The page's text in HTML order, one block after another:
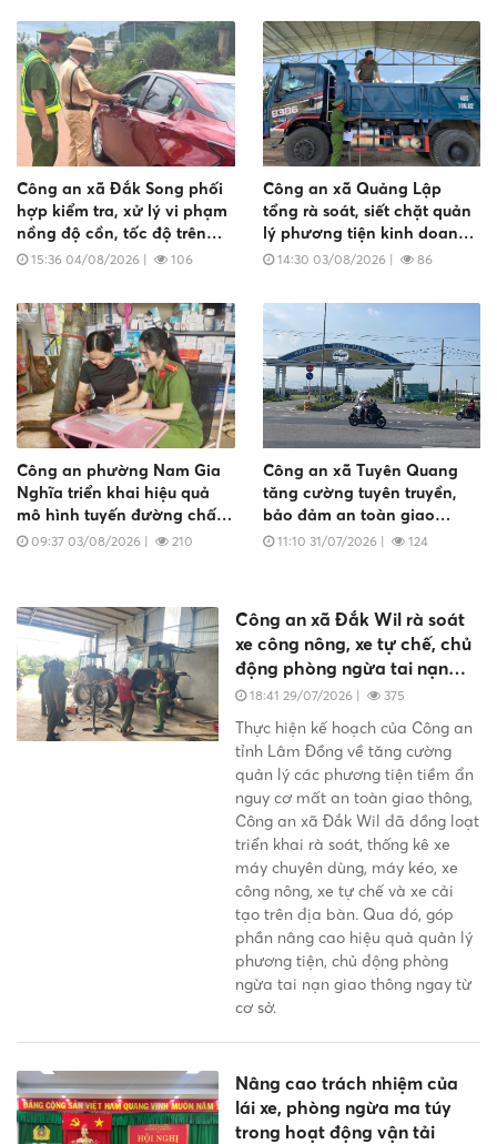
Công an xã Đắk Song phối
hợp kiểm tra, xử lý vi phạm
nồng độ cồn, tốc độ trên
Tỉnh lộ 682
15:36 04/08/2026 | 106
Công an xã Quảng Lập
tổng rà soát, siết chặt quản
lý phương tiện kinh doanh
vận tải
14:30 03/08/2026| 86
Công an phường Nam Gia
Nghĩa triển khai hiệu quả
mô hình tuyến đường chấp
hành tốt trật tự đô thị, an
09:37 03/08/2026 | 210
Công an xã Tuyên Quang
tăng cường tuyên truyền,
bảo đảm an toàn giao
thông đối với xe đưa đón
11:10 31/07/2026| 124
Công an xã Đắk Wil rà soát
xe công nông, xe tự chế, chủ
động phòng ngừa tai nạn
giao thông
18:41 29/07/2026 | 375
Thực hiện kế hoạch của Công an
tỉnh Lâm Đồng về tăng cường
quản lý các phương tiện tiềm ẩn
nguy cơ mất an toàn giao thông,
Công an xã Đắk Wil đã đồng loạt
triển khai rà soát, thống kê xe
máy chuyên dùng, máy kéo, xe
công nông, xe tự chế và xe cải
tạo trên địa bàn. Qua đó, góp
phần nâng cao hiệu quả quản lý
phương tiện, chủ động phòng
ngừa tai nạn giao thông ngay từ
cơ sở.
Nâng cao trách nhiệm của
lái xe, phòng ngừa ma túy
trong hoạt động vận tải